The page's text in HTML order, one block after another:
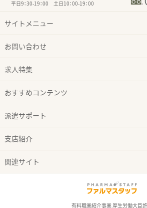
平日9：30-19：00 土日10：00-19：00
サイトメニュー
お問い合わせ
求人特集
おすすめコンテンツ
派遣サポート
支店紹介
関連サイト
有料職業紹介事業 厚生労働大臣